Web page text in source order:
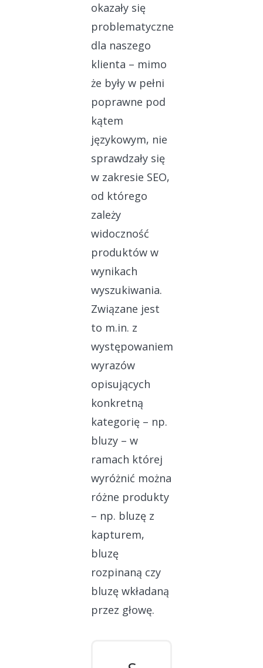
okazały się
problematyczne
dla naszego
klienta – mimo
że były w pełni
poprawne pod
kątem
językowym, nie
sprawdzały się
w zakresie SEO,
od którego
zależy
widoczność
produktów w
wynikach
wyszukiwania.
Związane jest
to m.in. z
występowaniem
wyrazów
opisujących
konkretną
kategorię – np.
bluzy – w
ramach której
wyróżnić można
różne produkty
– np. bluzę z
kapturem,
bluzę
rozpinaną czy
bluzę wkładaną
przez głowę.